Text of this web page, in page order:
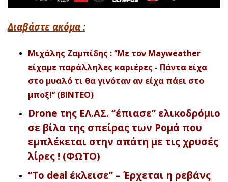
Διαβάστε ακόμα :
Μιχάλης Ζαμπίδης : ‘’Με τον Mayweather
είχαμε παράλληλες καριέρες - Πάντα είχα
στο μυαλό τι θα γινόταν αν είχα πάει στο
μποξ!’’ (ΒΙΝΤΕΟ)
Drone της ΕΛ.ΑΣ. ‘’έπιασε’’ ελικοδρόμιο
σε βίλα της σπείρας των Ρομά που
εμπλέκεται στην απάτη με τις χρυσές
λίρες ! (ΦΩΤΟ)
‘’Το deal έκλεισε’’ – Έρχεται η ρεβάνς